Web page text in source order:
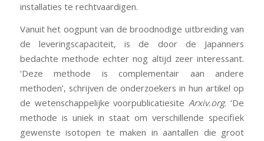
installaties te rechtvaardigen.
Vanuit het oogpunt van de broodnodige uitbreiding van
de leveringscapaciteit, is de door de Japanners
bedachte methode echter nog altijd zeer interessant.
‘Deze methode is complementair aan andere
methoden’, schrijven de onderzoekers in hun artikel op
de wetenschappelijke voorpublicatiesite Arxiv.org. ‘De
methode is uniek in staat om verschillende specifiek
gewenste isotopen te maken in aantallen die groot